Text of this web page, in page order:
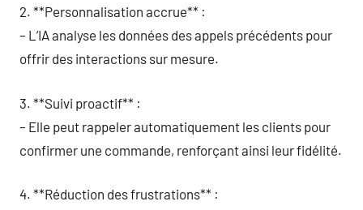
2. **Personnalisation accrue** :
– L’IA analyse les données des appels précédents pour
offrir des interactions sur mesure.
3. **Suivi proactif** :
– Elle peut rappeler automatiquement les clients pour
confirmer une commande, renforçant ainsi leur fidélité.
4. **Réduction des frustrations** :